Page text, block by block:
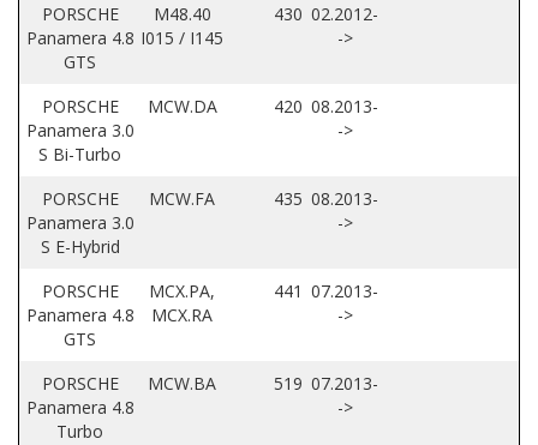
PORSCHE
Panamera 4.8
GTS
M48.40
I015 / I145
430 02.2012-
->
PORSCHE
Panamera 3.0
S Bi-Turbo
MCW.DA 420 08.2013-
->
PORSCHE
Panamera 3.0
S E-Hybrid
MCW.FA 435 08.2013-
->
PORSCHE
Panamera 4.8
GTS
MCX.PA,
MCX.RA
441 07.2013-
->
PORSCHE
Panamera 4.8
Turbo
MCW.BA 519 07.2013-
->